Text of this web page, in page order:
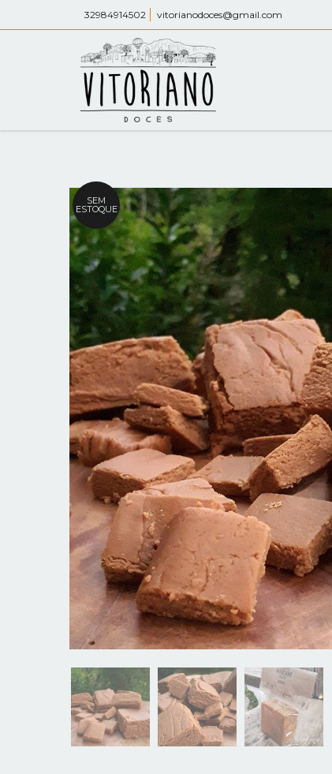
32984914502 vitorianodoces@gmail.com
SEM
ESTOQUE